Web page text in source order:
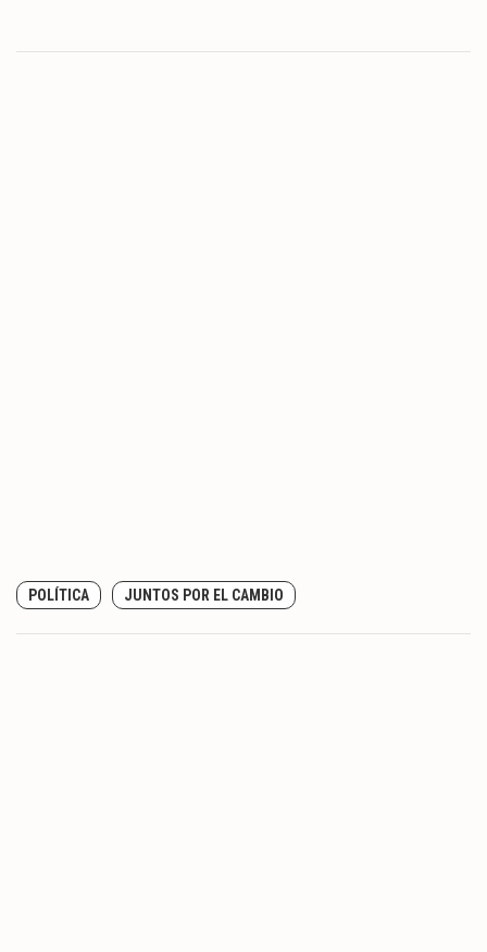
POLÍTICA JUNTOS POR EL CAMBIO